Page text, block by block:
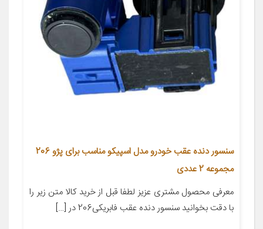
سنسور دنده عقب خودرو مدل اسپیکو مناسب برای پژو 206
مجموعه 2 عددی
معرفی محصول مشتری عزیز لطفا قبل از خرید کالا متن زیر را
با دقت بخوانید سنسور دنده عقب فابریکی206 در […]